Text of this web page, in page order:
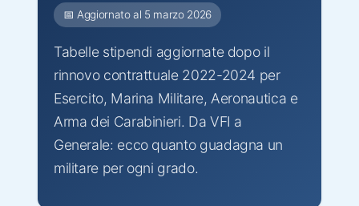
📅 Aggiornato al 5 marzo 2026
Tabelle stipendi aggiornate dopo il
rinnovo contrattuale 2022-2024 per
Esercito, Marina Militare, Aeronautica e
Arma dei Carabinieri. Da VFI a
Generale: ecco quanto guadagna un
militare per ogni grado.